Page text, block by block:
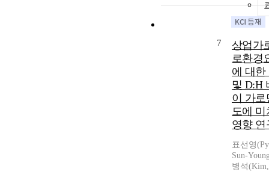
7
상업가
로환경
에 대한
및 D:H
이 가로
도에 미
영향 연
표선영
Sun-
병석(Kim,